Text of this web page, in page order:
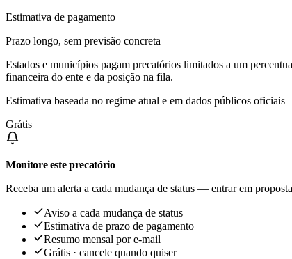
Estimativa de pagamento
Prazo longo, sem previsão concreta
Estados e municípios pagam precatórios limitados a um
financeira do ente e da posição na fila.
Estimativa baseada no regime atual e em dados públicos oficiais
Grátis
Monitore este precatório
Receba um alerta a cada mudança de status — entrar em
Aviso a cada mudança de status
Estimativa de prazo de pagamento
Resumo mensal por e-mail
Grátis · cancele quando quiser